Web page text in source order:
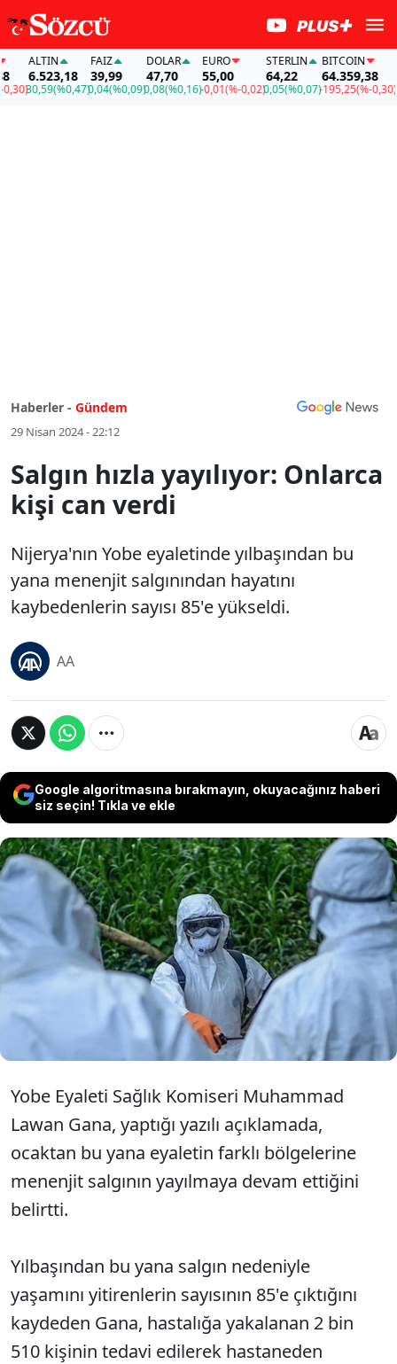
ALTIN
6.523,18
30,59(%0,47)
FAİZ
39,99
0,04(%0,09)
DOLAR
47,70
0,08(%0,16)
EURO
55,00
-0,01(%-0,02)
STERLIN
64,22
0,05(%0,07)
BITCOIN
64.359,38
-195,25(%-0,30)
Haberler - Gündem
29 Nisan 2024 - 22:12
Salgın hızla yayılıyor: Onlarca
kişi can verdi
Nijerya'nın Yobe eyaletinde yılbaşından bu
yana menenjit salgınından hayatını
kaybedenlerin sayısı 85'e yükseldi.
AA
Google algoritmasına bırakmayın, okuyacağınız haberi
siz seçin! Tıkla ve ekle
Nijerya'nın Yobe eyaletinde
yılbaşından bu yana menenjit
salgınından hayatını kaybedenlerin
sayısı 85'e yükseldi.
Yobe Eyaleti Sağlık Komiseri Muhammad
Lawan Gana, yaptığı yazılı açıklamada,
ocaktan bu yana eyaletin farklı bölgelerine
menenjit salgının yayılmaya devam ettiğini
belirtti.
Yılbaşından bu yana salgın nedeniyle
yaşamını yitirenlerin sayısının 85'e çıktığını
kaydeden Gana, hastalığa yakalanan 2 bin
510 kişinin tedavi edilerek hastaneden